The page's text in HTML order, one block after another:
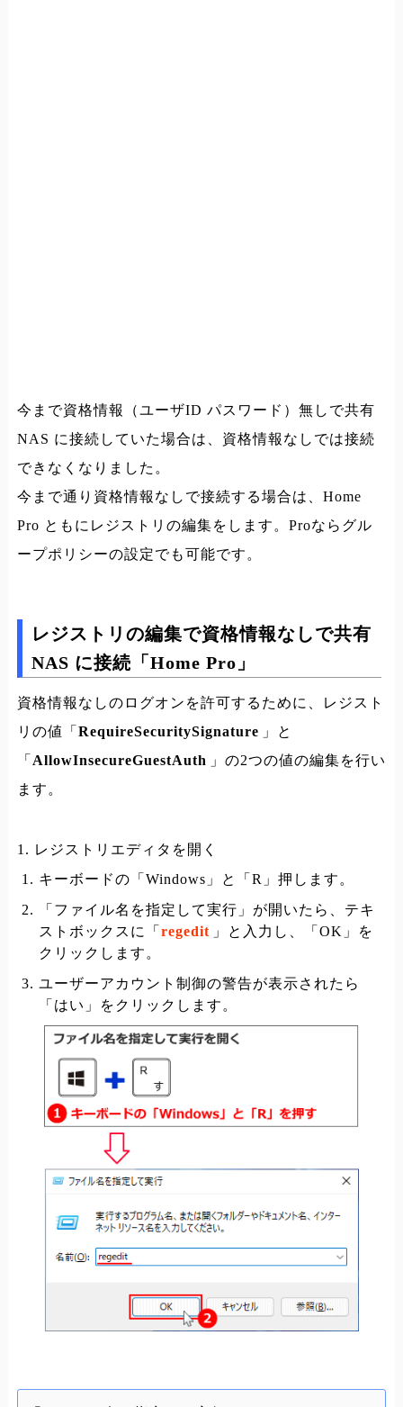
今まで資格情報（ユーザID パスワード）無しで共有
NAS に接続していた場合は、資格情報なしでは接続
できなくなりました。
今まで通り資格情報なしで接続する場合は、Home
Pro ともにレジストリの編集をします。Proならグル
ープポリシーの設定でも可能です。
レジストリの編集で資格情報なしで共有
NAS に接続「Home Pro」
資格情報なしのログオンを許可するために、レジスト
リの値「 RequireSecuritySignature 」と
「 AllowInsecureGuestAuth 」の2つの値の編集を行い
ます。
1. レジストリエディタを開く
キーボードの「Windows」と「R」押します。
「ファイル名を指定して実行」が開いたら、テキ
ストボックスに「 regedit 」と入力し、「OK」を
クリックします。
ユーザーアカウント制御の警告が表示されたら
「はい」をクリックします。